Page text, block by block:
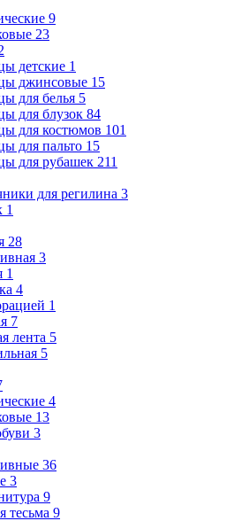
9
23
детские 1
джинсовые 15
для белья 5
для блузок 84
для костюмов 101
для пальто 15
для рубашек 211
для регилина 3
1
28
3
1
4
1
7
лента 5
5
4
13
3
36
3
9
тесьма 9